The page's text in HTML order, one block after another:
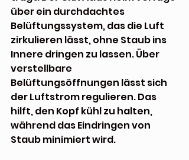
über ein durchdachtes
Belüftungssystem, das die Luft
zirkulieren lässt, ohne Staub ins
Innere dringen zu lassen. Über
verstellbare
Belüftungsöffnungen lässt sich
der Luftstrom regulieren. Das
hilft, den Kopf kühl zu halten,
während das Eindringen von
Staub minimiert wird.